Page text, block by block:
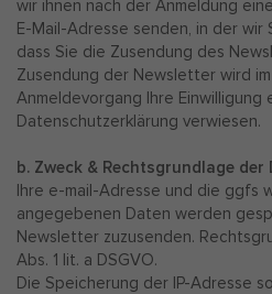
wir ihnen nach der Anmeldung
E-Mail-Adresse senden, in der
dass Sie die Zusendung des
Zusendung der Newsletter wird
Anmeldevorgang Ihre
Datenschutzerklärung verwiesen.
b. Zweck & Rechtsgrundlage
Ihre e-mail-Adresse und die ggfs
angegebenen Daten werden
Newsletter zuzusenden.
Abs. 1 lit. a DSGVO.
Die Speicherung der IP-Adresse